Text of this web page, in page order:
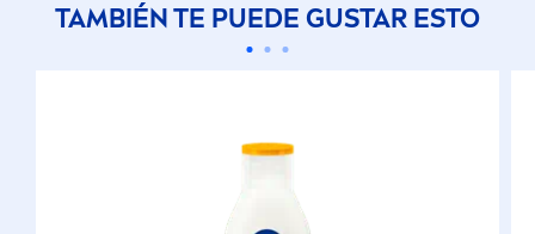
TAMBIÉN TE PUEDE GUSTAR ESTO